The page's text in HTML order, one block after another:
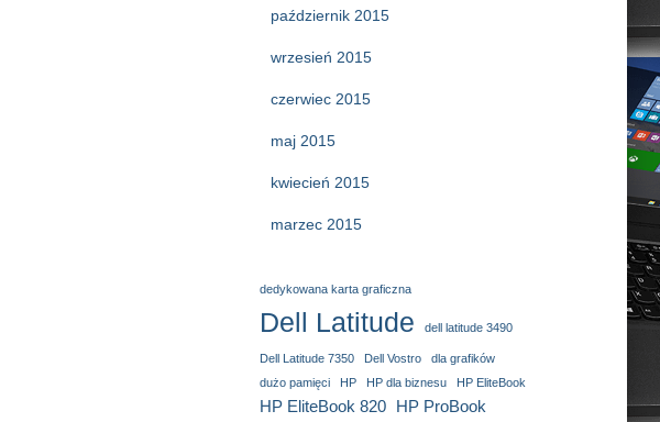
październik 2015
wrzesień 2015
czerwiec 2015
maj 2015
kwiecień 2015
marzec 2015
dedykowana karta graficzna
Dell Latitude dell latitude 3490
Dell Latitude 7350 Dell Vostro
dla grafików
dużo pamięci
HP HP dla biznesu HP EliteBook
HP EliteBook 820
HP ProBook